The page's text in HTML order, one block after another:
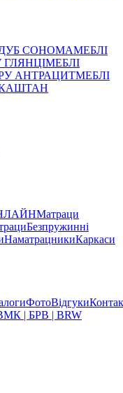
СОНОМАМЕБЛІ
ГЛЯНЦІМЕБЛІ
АНТРАЦИТМЕБЛІ
КАШТАН
Матраци
Безпружинні
НаматрацникиКаркаси
ФотоВідгуки
| БРВ | BRW